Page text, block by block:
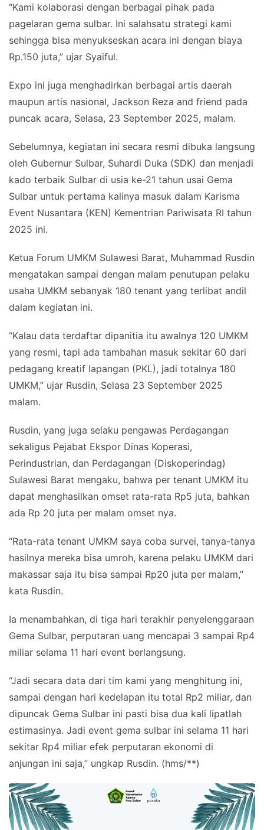
“Kami kolaborasi dengan berbagai pihak pada
pagelaran gema sulbar. Ini salahsatu strategi kami
sehingga bisa menyukseskan acara ini dengan biaya
Rp.150 juta,” ujar Syaiful.
Expo ini juga menghadirkan berbagai artis daerah
maupun artis nasional, Jackson Reza and friend pada
puncak acara, Selasa, 23 September 2025, malam.
Sebelumnya, kegiatan ini secara resmi dibuka langsung
oleh Gubernur Sulbar, Suhardi Duka (SDK) dan menjadi
kado terbaik Sulbar di usia ke-21 tahun usai Gema
Sulbar untuk pertama kalinya masuk dalam Karisma
Event Nusantara (KEN) Kementrian Pariwisata RI tahun
2025 ini.
Ketua Forum UMKM Sulawesi Barat, Muhammad Rusdin
mengatakan sampai dengan malam penutupan pelaku
usaha UMKM sebanyak 180 tenant yang terlibat andil
dalam kegiatan ini.
“Kalau data terdaftar dipanitia itu awalnya 120 UMKM
yang resmi, tapi ada tambahan masuk sekitar 60 dari
pedagang kreatif lapangan (PKL), jadi totalnya 180
UMKM,” ujar Rusdin, Selasa 23 September 2025
malam.
Rusdin, yang juga selaku pengawas Perdagangan
sekaligus Pejabat Ekspor Dinas Koperasi,
Perindustrian, dan Perdagangan (Diskoperindag)
Sulawesi Barat mengaku, bahwa per tenant UMKM itu
dapat menghasilkan omset rata-rata Rp5 juta, bahkan
ada Rp 20 juta per malam omset nya.
“Rata-rata tenant UMKM saya coba survei, tanya-tanya
hasilnya mereka bisa umroh, karena pelaku UMKM dari
makassar saja itu bisa sampai Rp20 juta per malam,”
kata Rusdin.
Ia menambahkan, di tiga hari terakhir penyelenggaraan
Gema Sulbar, perputaran uang mencapai 3 sampai Rp4
miliar selama 11 hari event berlangsung.
“Jadi secara data dari tim kami yang menghitung ini,
sampai dengan hari kedelapan itu total Rp2 miliar, dan
dipuncak Gema Sulbar ini pasti bisa dua kali lipatlah
estimasinya. Jadi event gema sulbar ini selama 11 hari
sekitar Rp4 miliar efek perputaran ekonomi di
anjungan ini saja,” ungkap Rusdin. (hms/**)